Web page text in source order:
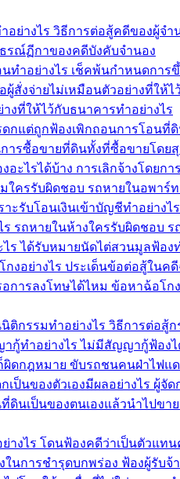
อย่างไร วิธีการต่อสู้คดีของผู้จ
รณ์ฏีกาของคดีบังคับจำนอง
ทำอย่างไร เช็คพ้นกำหนดการ
อผู้สั่งจ่ายไม่เหมือนตัวอย่างที่ใ
งที่ให้ไว้กับธนาคารทำอย่างไร
กแต่ถูกฟ้องเพิกถอนการโอนที่
ารซื้อขายที่ดินทั้งที่ซื้อขายโดยสุ
อะไรได้บ้าง การเลิกจ้างโดย
ใครรับผิดชอบ รถหายในอพา
าะรับโอนเงินเข้าบัญชีทำอย่า
ร รถหายในห้างใครรับผิดชอบ
ร ได้รับหมายนัดไต่สวนมูลฟ้อ
งอย่างไร ประเด็นข้อต่อสู้ใน
การลงโทษได้ไหม ข้อหาฉ้อโ
ติกรรมทำอย่างไร วิธีการต่อ
กู้ทำอย่างไร ไม่มีสัญญากู้ฟ้องไ
ดกฎหมาย ขับรถชนคนฝ่าไฟแ
เป็นของตัวเองมีผลอย่างไร ผู้
ดินเป็นของตนเองแล้วนำไปข
างไร โดนฟ้องคดีว่าเป็นตัวแท
นการชำรุดบกพร่อง ฟ้องผู้รับจ้